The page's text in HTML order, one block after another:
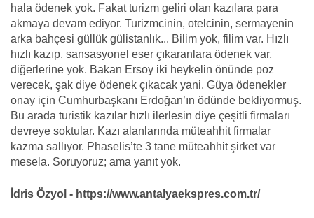
hala ödenek yok. Fakat turizm geliri olan kazılara para
akmaya devam ediyor. Turizmcinin, otelcinin, sermayenin
arka bahçesi güllük gülistanlık... Bilim yok, filim var. Hızlı
hızlı kazıp, sansasyonel eser çıkaranlara ödenek var,
diğerlerine yok. Bakan Ersoy iki heykelin önünde poz
verecek, şak diye ödenek çıkacak yani. Güya ödenekler
onay için Cumhurbaşkanı Erdoğan’ın ödünde bekliyormuş.
Bu arada turistik kazılar hızlı ilerlesin diye çeşitli firmaları
devreye soktular. Kazı alanlarında müteahhit firmalar
kazma sallıyor. Phaselis’te 3 tane müteahhit şirket var
mesela. Soruyoruz; ama yanıt yok.
İdris Özyol - https://www.antalyaekspres.com.tr/